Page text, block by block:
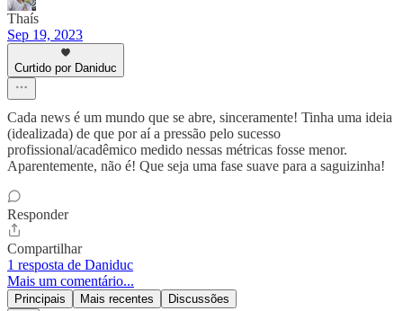
Thaís
Sep 19, 2023
Curtido por Daniduc
Cada news é um mundo que se abre, sinceramente! Tinha uma ideia
(idealizada) de que por aí a pressão pelo sucesso
profissional/acadêmico medido nessas métricas fosse menor.
Aparentemente, não é! Que seja uma fase suave para a saguizinha!
Responder
Compartilhar
1 resposta de Daniduc
Mais um comentário...
Principais Mais recentes Discussões